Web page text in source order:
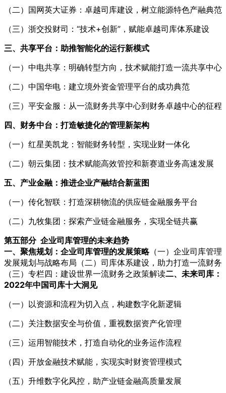
（二）国网英大证券：卓越司库建设，树立能源特色产融典范
（三）浙交投财司：“技术+创新”，赋能卓越司库体系建设
三、共享平台：助推智能化的运行新模式
（一）中电共享：明确转型方向，技术赋能打造一流共享中心
（二）中国华电：建立境外资金管理平台的成功典范
（三）平安金服：从一流财务共享中心到财务卓越中心的征程
四、财务中台：打造敏捷化的管理新架构
（一）红星美凯龙：智能财务转型，实现业财一体化
（二）朝云集团：技术赋能高效管控和新赛道业务高速发展
五、产业金融：推进企业产融结合新蓝图
（一）传化智联：打造深耕物流的供应链金融服务平台
（二）九牧集团：探索产业链金融服务，实现全链共赢
第五部分 企业司库管理的未来趋势
一、聚焦规划：企业司库管理的发展策略（一）企业司库管理
发展规划与战略布局（二）司库体系建设，助力打造一流财务
（三）专栏四：建设世界一流财务之政策解读二、未来司库：
2022年中国司库十大洞见
（一）以资源和流程为切入点，构建数字化新逻辑
（二）关注数据安全与价值，重视数据资产化管理
（三）运用智能技术，打造自动化的业务运作流程
（四）开放金融技术赋能，实现实时财资管理模式
（五）升维数字化风控，助产业链金融高质量发展